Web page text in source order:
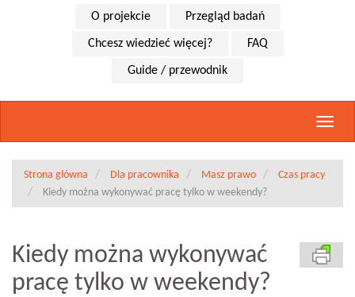
O projekcie Przegląd badań
Chcesz wiedzieć więcej? FAQ
Guide / przewodnik
Strona główna Dla pracownika Masz prawo
Czas pracy
Kiedy można wykonywać pracę tylko w weekendy?
Kiedy można wykonywać
pracę tylko w weekendy?